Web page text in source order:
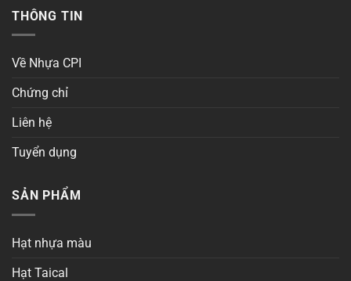
THÔNG TIN
Về Nhựa CPI
Chứng chỉ
Liên hệ
Tuyển dụng
SẢN PHẨM
Hạt nhựa màu
Hạt Taical